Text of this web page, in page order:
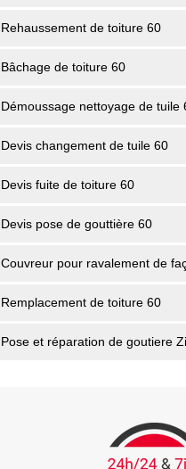
Rehaussement de toiture 60
Bâchage de toiture 60
Démoussage nettoyage de tuile
Devis changement de tuile 60
Devis fuite de toiture 60
Devis pose de gouttière 60
Couvreur pour ravalement de
Remplacement de toiture 60
Pose et réparation de goutiere